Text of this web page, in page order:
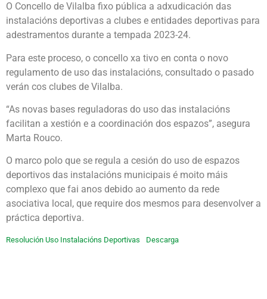
O Concello de Vilalba fixo pública a adxudicación das
instalacións deportivas a clubes e entidades deportivas para
adestramentos durante a tempada 2023-24.
Para este proceso, o concello xa tivo en conta o novo
regulamento de uso das instalacións, consultado o pasado
verán cos clubes de Vilalba.
“As novas bases reguladoras do uso das instalacións
facilitan a xestión e a coordinación dos espazos”, asegura
Marta Rouco.
O marco polo que se regula a cesión do uso de espazos
deportivos das instalacións municipais é moito máis
complexo que fai anos debido ao aumento da rede
asociativa local, que require dos mesmos para desenvolver a
práctica deportiva.
Resolución Uso Instalacións Deportivas Descarga